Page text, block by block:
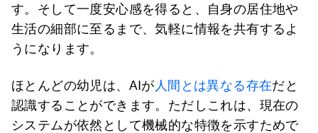
す。そして一度安心感を得ると、自身の居住地や
生活の細部に至るまで、気軽に情報を共有するよ
うになります。
ほとんどの幼児は、AIが 人間とは異なる存在だと
認識することができます。ただしこれは、現在の
システムが依然として機械的な特徴を示すためで